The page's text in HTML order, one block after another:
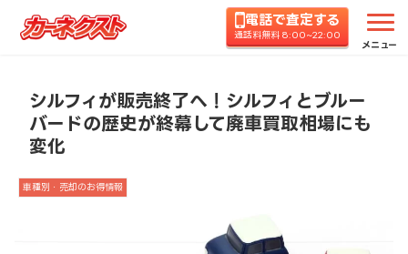
電話で査定する
通話料無料 8:00~22:00
メニュー
ホーム コラムTOP 車種別・売却のお得情報 シ
シルフィが販売終了へ！シルフィとブルー
バードの歴史が終幕して廃車買取相場にも
変化
車種別・売却のお得情報